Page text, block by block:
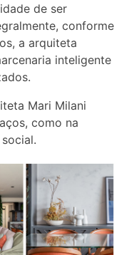
de ser
conforme
a arquiteta
inteligente
Mari Milani
como na